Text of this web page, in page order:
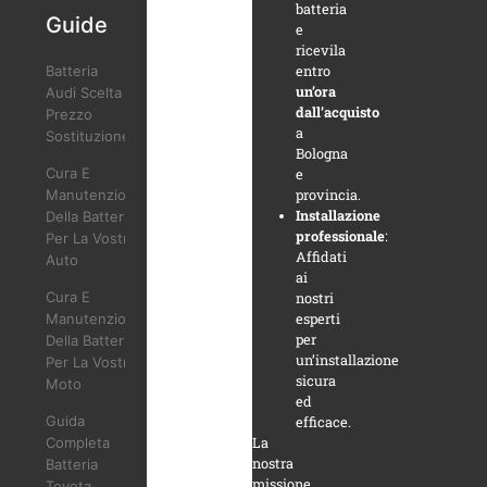
batteria
e
ricevila
entro
un’ora
dall’acquisto
a
Bologna
e
provincia.
Installazione
professionale:
Affidati
ai
nostri
esperti
per
un’installazione
sicura
ed
efficace.
La
nostra
Guide
Batteria
Audi Scelta
Prezzo
Sostituzione
Cura E
Manutenzione
Della Batteria
Per La Vostra
Auto
Cura E
Manutenzione
Della Batteria
Per La Vostra
Moto
Guida
Completa
Batteria